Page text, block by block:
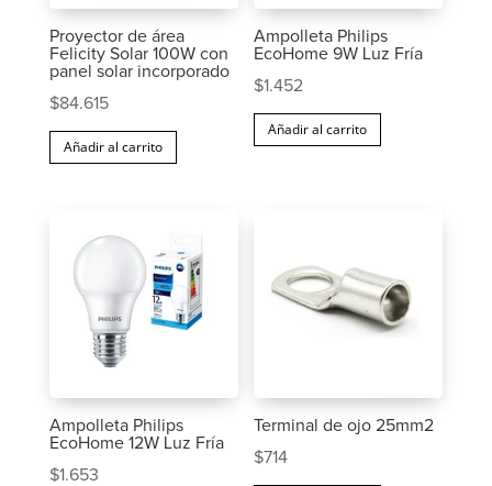
Proyector de área
Felicity Solar 100W con
panel solar incorporado
$84.615
Añadir al carrito
Ampolleta Philips
EcoHome 9W Luz Fría
$1.452
Añadir al carrito
Ampolleta Philips
EcoHome 12W Luz Fría
$1.653
Terminal de ojo 25mm2
$714